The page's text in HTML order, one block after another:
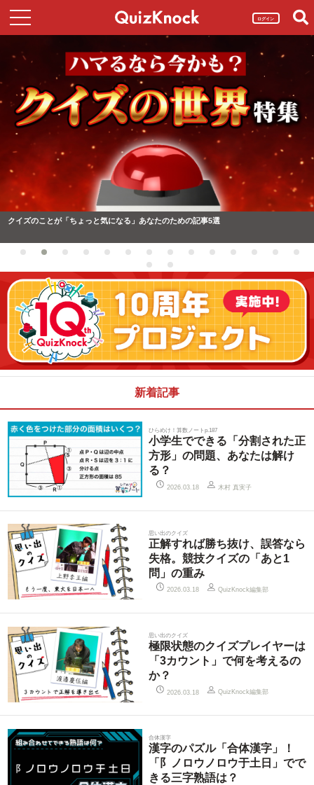
クイズのことが「ちょっと気になる」あなたのための記事5選
ログイン
新着記事
ひらめけ！算数ノートp.187
小学生でできる「分割された正
方形」の問題、あなたは解け
る？
2026.03.18 木村 真実子
思い出のクイズ
正解すれば勝ち抜け、誤答なら
失格。競技クイズの「あと1
問」の重み
2026.03.18 QuizKnock編集部
思い出のクイズ
極限状態のクイズプレイヤーは
「3カウント」で何を考えるの
か？
2026.03.18 QuizKnock編集部
合体漢字
漢字のパズル「合体漢字」！
「阝ノロウノロウ于土日」でで
きる三字熟語は？